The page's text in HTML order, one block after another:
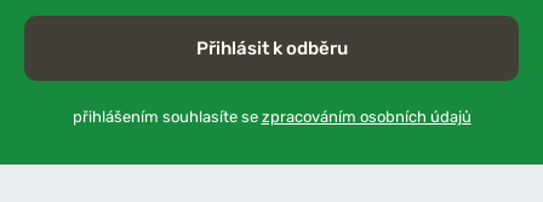
Přihlásit k odběru
přihlášením souhlasíte se zpracováním osobních údajů